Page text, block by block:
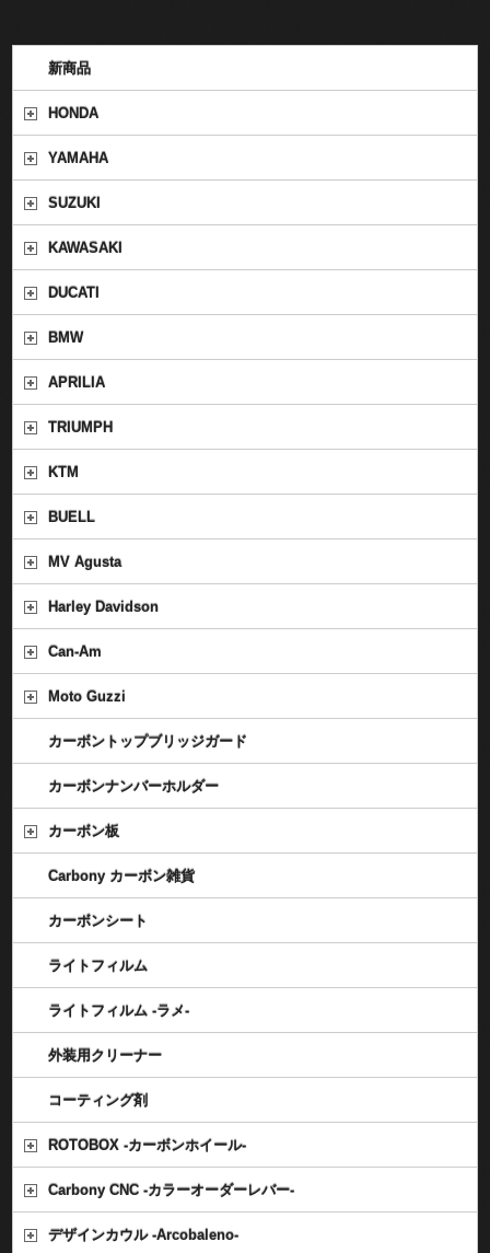
新商品
HONDA
YAMAHA
SUZUKI
KAWASAKI
DUCATI
BMW
APRILIA
TRIUMPH
KTM
BUELL
MV Agusta
Harley Davidson
Can-Am
Moto Guzzi
カーボントップブリッジガード
カーボンナンバーホルダー
カーボン板
Carbony カーボン雑貨
カーボンシート
ライトフィルム
ライトフィルム -ラメ-
外装用クリーナー
コーティング剤
ROTOBOX -カーボンホイール-
Carbony CNC -カラーオーダーレバー-
デザインカウル -Arcobaleno-